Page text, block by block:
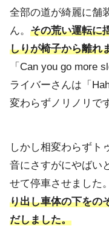
全部の道が綺麗に舗
ん。 その荒い運転に
しりが椅子から離れ
「Can you go more
ライバーさんは「
変わらずノリノリで
しかし相変わらずト
音にさすがにやばい
せて停車させました。
り出し車体の下をの
だしました。